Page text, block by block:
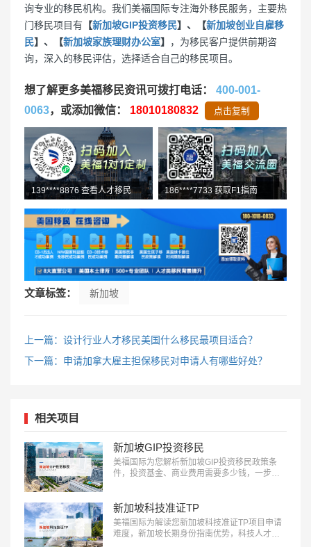
询专业的移民机构。我们美福国际专注海外移民服务，主要热
门移民项目有 【新加坡GIP投资移民】、【新加坡创业自雇移
民】、【新加坡家族理财办公室】
，为移民客户提供前期咨
询，深入的移民评估，选择适合自己的移民项目。
想了解更多美福移民资讯可拨打电话： 400-001-
0063，或添加微信： 18010180832 点击复制
139****8876 查看人才移民
186****7733 获取F1指南
158****9903 O1咨询中
文章标签： 新加坡
上一篇：设计行业人才移民美国什么移民最项目适合？
下一篇：申请加拿大雇主担保移民对申请人有哪些好处？
相关项目
新加坡GIP投资移民
美福国际为您解析新加坡GIP投资移民政策条
件，投资基金、商业费用需要多少钱，一步到
新加坡科技准证TP
美福国际为解读您新加坡科技准证TP项目申请
难度，新加坡长期身份指南优势，科技人才移